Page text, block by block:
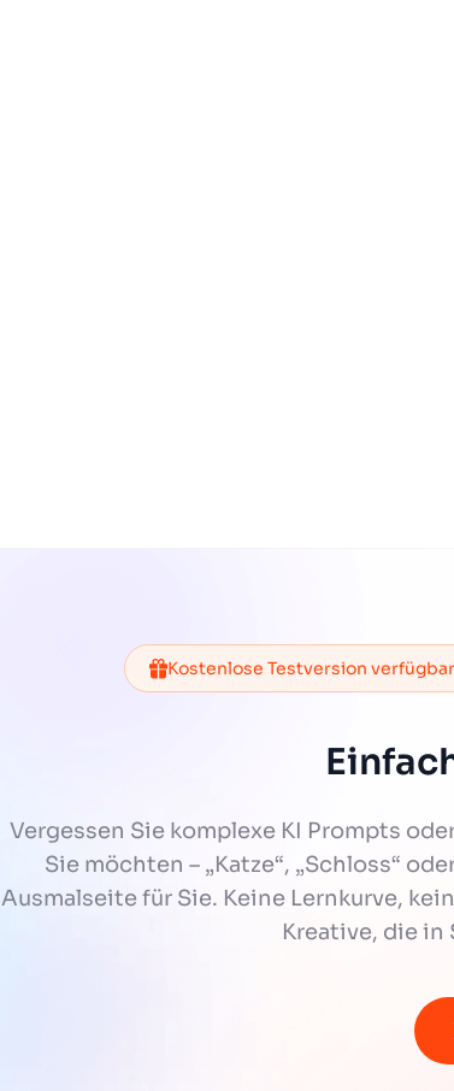
Kostenlose Testversion verfügbar
Vergessen Sie komplexe KI Prompts
Sie möchten – „Katze“, „Schloss“
Ausmalseite für Sie. Keine Lernkurve,
Kreative, die in